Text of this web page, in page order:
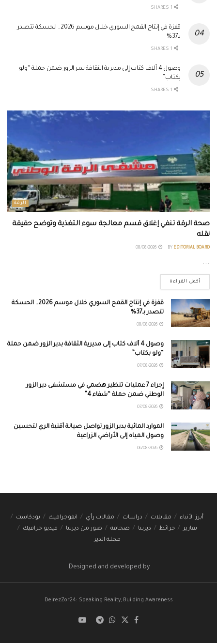
قفزة في إنتاج القمح السوري خلال موسم 2026.. الحسكة تتصدر
بـ37%
وصول 4 آلاف كتاب إلى مديرية الثقافة بدير الزور ضمن حملة “ولو
بكتاب”
الرقة
صحة الرقة تنفي إغلاق قسم معالجة سوء التغذية وتوضح حقيقة
نقله
BY EDITORIAL BOARD
...
أكمل القراءة
قفزة في إنتاج القمح السوري خلال موسم 2026.. الحسكة
تتصدر بـ37%
وصول 4 آلاف كتاب إلى مديرية الثقافة بدير الزور ضمن حملة
“ولو بكتاب”
إجراء 7 عمليات تنظير هضمي في مستشفى دير الزور
الوطني ضمن حملة “شفاء 4”
الموارد المائية بدير الزور تواصل صيانة أقنية الري لتحسين
وصول المياه إلى الأراضي الزراعية
أبرز الأنباء مقابلات دراسات مقالات رأي انفوجرافيك
بودكاست
تقارير
خرائط ديرتنا صحافة صور من ديرتنا
فيديو جرافيك
مجلة الدير
Designed and developed by
DeirezZor24: Speaking Reality, Building Awareness